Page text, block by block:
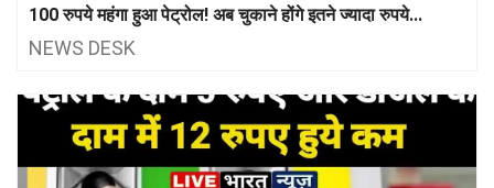
100 रुपये महंगा हुआ पेट्रोल! अब चुकाने होंगे इतने ज्यादा रुपये...
NEWS DESK